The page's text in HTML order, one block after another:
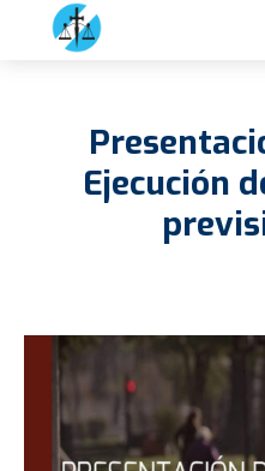
Ejecución